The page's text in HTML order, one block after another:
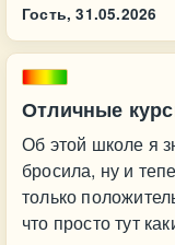
Гость, 31.05.2026
Отличные
Об этой школе я
бросила, ну и
только
что просто тут